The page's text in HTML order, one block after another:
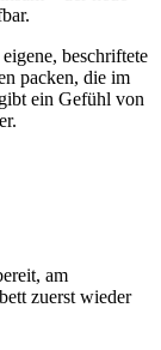
beschriftete
packen, die im
ein Gefühl von
am
zuerst wieder